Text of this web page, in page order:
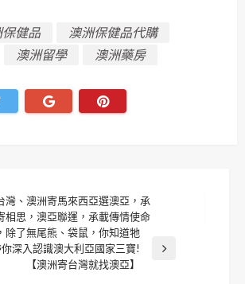
保健品
澳洲保健品代購
澳洲留學 澳洲藥房
灣、澳洲寄馬來西亞選澳亞，承
相思，澳亞聯運，承載傳情使命
除了無尾熊、袋鼠，你知道牠
你深入認識澳大利亞國家三寶!
【澳洲寄台灣就找澳亞】